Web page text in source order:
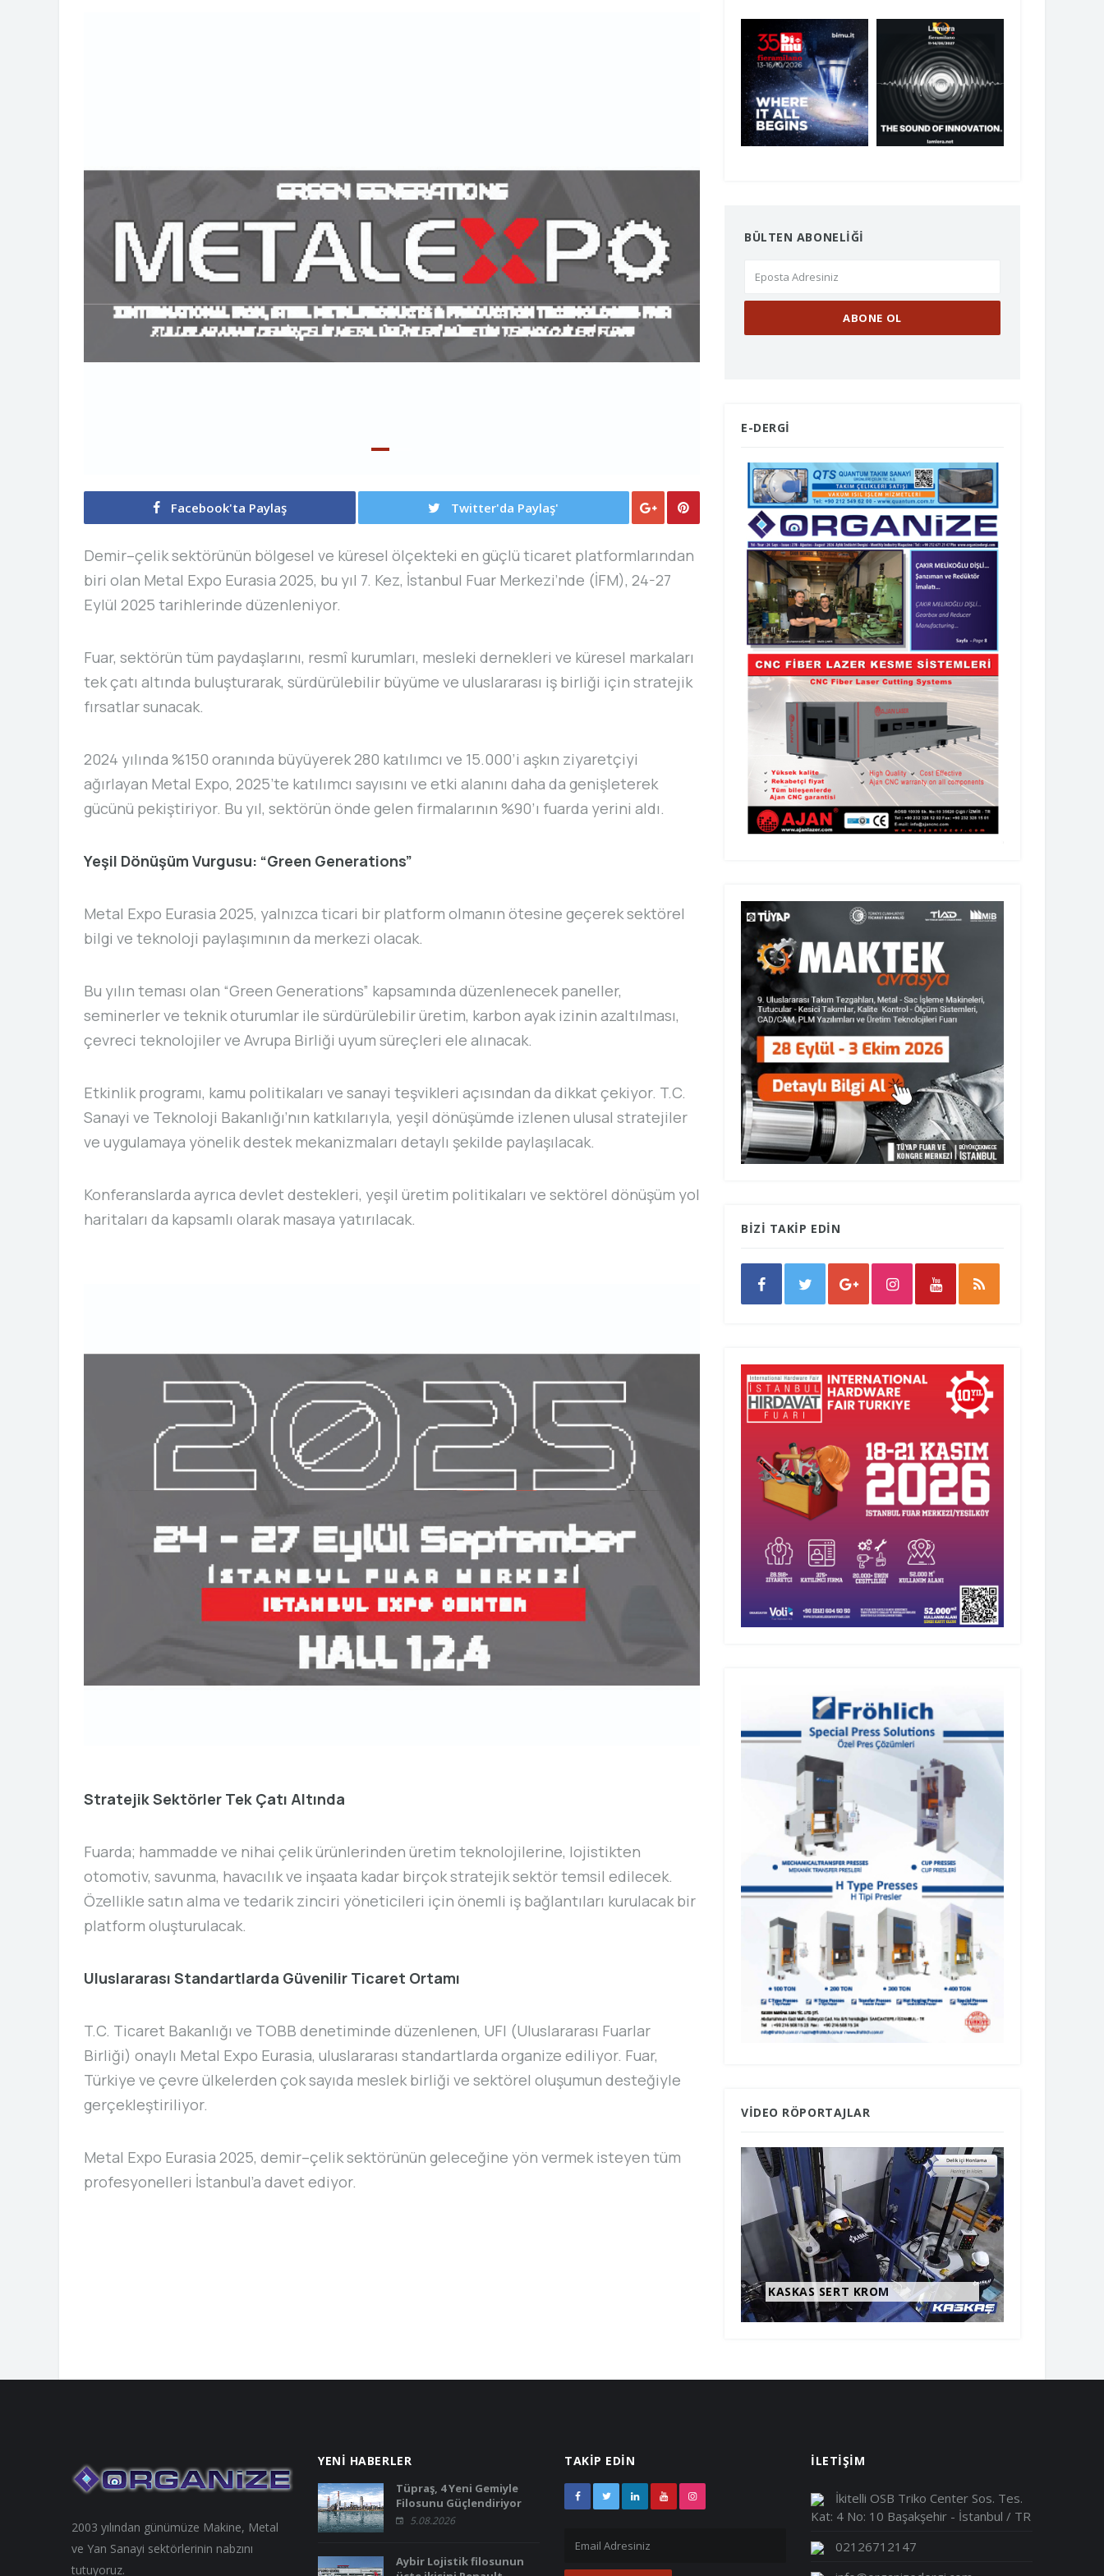
Facebook'ta Paylaş Twitter'da Paylaş'
Demir–çelik sektörünün bölgesel ve küresel ölçekteki en güçlü ticaret platformlarından
biri olan Metal Expo Eurasia 2025, bu yıl 7. Kez, İstanbul Fuar Merkezi’nde (İFM), 24-27
Eylül 2025 tarihlerinde düzenleniyor.
Fuar, sektörün tüm paydaşlarını, resmî kurumları, mesleki dernekleri ve küresel markaları
tek çatı altında buluşturarak, sürdürülebilir büyüme ve uluslararası iş birliği için stratejik
fırsatlar sunacak.
2024 yılında %150 oranında büyüyerek 280 katılımcı ve 15.000’i aşkın ziyaretçiyi
ağırlayan Metal Expo, 2025’te katılımcı sayısını ve etki alanını daha da genişleterek
gücünü pekiştiriyor. Bu yıl, sektörün önde gelen firmalarının %90’ı fuarda yerini aldı.
Yeşil Dönüşüm Vurgusu: “Green Generations”
Metal Expo Eurasia 2025, yalnızca ticari bir platform olmanın ötesine geçerek sektörel
bilgi ve teknoloji paylaşımının da merkezi olacak.
Bu yılın teması olan “Green Generations” kapsamında düzenlenecek paneller,
seminerler ve teknik oturumlar ile sürdürülebilir üretim, karbon ayak izinin azaltılması,
çevreci teknolojiler ve Avrupa Birliği uyum süreçleri ele alınacak.
Etkinlik programı, kamu politikaları ve sanayi teşvikleri açısından da dikkat çekiyor. T.C.
Sanayi ve Teknoloji Bakanlığı’nın katkılarıyla, yeşil dönüşümde izlenen ulusal stratejiler
ve uygulamaya yönelik destek mekanizmaları detaylı şekilde paylaşılacak.
Konferanslarda ayrıca devlet destekleri, yeşil üretim politikaları ve sektörel dönüşüm yol
haritaları da kapsamlı olarak masaya yatırılacak.
Stratejik Sektörler Tek Çatı Altında
Fuarda; hammadde ve nihai çelik ürünlerinden üretim teknolojilerine, lojistikten
otomotiv, savunma, havacılık ve inşaata kadar birçok stratejik sektör temsil edilecek.
Özellikle satın alma ve tedarik zinciri yöneticileri için önemli iş bağlantıları kurulacak bir
platform oluşturulacak.
Uluslararası Standartlarda Güvenilir Ticaret Ortamı
T.C. Ticaret Bakanlığı ve TOBB denetiminde düzenlenen, UFI (Uluslararası Fuarlar
Birliği) onaylı Metal Expo Eurasia, uluslararası standartlarda organize ediliyor. Fuar,
Türkiye ve çevre ülkelerden çok sayıda meslek birliği ve sektörel oluşumun desteğiyle
gerçekleştiriliyor.
Metal Expo Eurasia 2025, demir–çelik sektörünün geleceğine yön vermek isteyen tüm
profesyonelleri İstanbul’a davet ediyor.
BÜLTEN ABONELİĞİ
E-DERGİ
BİZİ TAKİP EDİN
VIDEO RÖPORTAJLAR
ERKUR THERMOFORMING
MACHINES
2003 yılından günümüze Makine, Metal
ve Yan Sanayi sektörlerinin nabzını
tutuyoruz.
YENİ HABERLER
Tüpraş, 4 Yeni Gemiyle
Filosunu Güçlendiriyor
5.08.2026
Aybir Lojistik filosunun
TAKİP EDİN İLETİŞİM
İkitelli OSB Triko Center Sos. Tes.
Kat: 4 No: 10 Başakşehir - İstanbul / TR
02126712147